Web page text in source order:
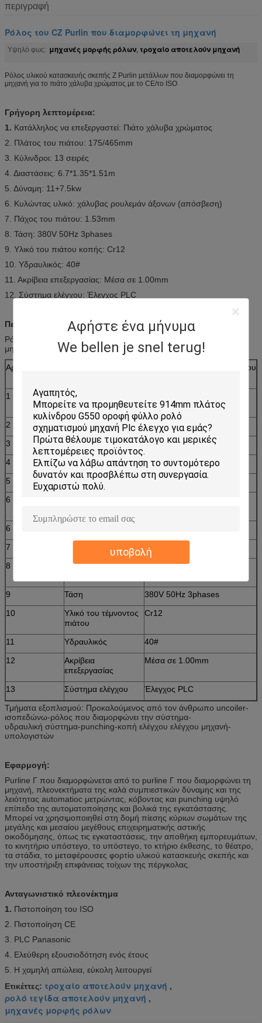
Αφήστε ένα μήνυμα
We bellen je snel terug!
υποβολή
περιγραφή
Ρόλος του CZ Purlin που διαμορφώνει τη μηχανή
Υψηλό φως: μηχανές μορφής ρόλων, τροχαίο αποτελούν μηχανή
Ρόλος υλικού κατασκευής σκεπής Ζ Purlin μετάλλων που διαμορφώνει τη
μηχανή για το πιάτο χάλυβα χρώματος με το CE/το ISO
Γρήγορη λεπτομέρεια:
1. Κατάλληλος να επεξεργαστεί: Πιάτο χάλυβα χρώματος
2. Πλάτος του πιάτου: 175/465mm
3. Κύλινδροι: 13 σειρές
4. Διαστάσεις: 6.7*1.35*1.51m
5. Δύναμη: 11+7.5kw
6. Κυλώντας υλικό: χάλυβας ρουλεμάν άξονων (απόσβεση)
7. Πάχος του πιάτου: 1.53mm
8. Τάση: 380V 50Hz 3phases
9. Υλικό του πιάτου κοπής: Cr12
10. Υδραυλικός: 40#
11. Ακρίβεια επεξεργασίας: Μέσα σε 1.00mm
12. Σύστημα ελέγχου: Έλεγχος PLC
Περιγραφή:
Ρόλος purline μορφής Γ που διαμορφώνει την κύρια παράμετρο
μηχανών
Αριθ.
Κύρια παράμετρος του ρόλου Purline μορφής Γ που
1
Κατάλληλος να
επεξεργαστεί
2 Πλάτος του πιάτου
175/465mm
3
Κύλινδροι
13 σειρές
4
Διαστάσεις
6.7*1.35*1.51m
5
Δύναμη
11+7.5kw
6
6
7
8-10m/min
8
Διάμετρος του
Φ80mm
9 Τάση
380V 50Hz 3phases
10
Υλικό του τέμνοντος
πιάτου
Cr12
11 Υδραυλικός
40#
12
Ακρίβεια
επεξεργασίας
Μέσα σε 1.00mm
13 Σύστημα ελέγχου
Έλεγχος PLC
Τμήματα εξοπλισμού: Προκαλούμενος από τον άνθρωπο uncoiler-
ισοπεδώνω-ρόλος που διαμορφώνει την σύστημα-
υδραυλική σύστημα-punching-κοπή ελέγχου ελέγχου μηχανή-
υπολογιστών
Εφαρμογή:
Purline Γ που διαμορφώνεται από το purline Γ που διαμορφώνει τη
μηχανή, πλεονεκτήματα της καλά συμπιεστικών δύναμης και της
λειότητας automatioc μετρώντας, κόβοντας και punching υψηλό
επίπεδο της αυτοματοποίησης και βολικά της εγκατάστασης.
Μπορεί να χρησιμοποιηθεί στη δομή πίεσης κύριων σωμάτων της
μεγάλης και μεσαίου μεγέθους επιχειρηματικής αστικής
οικοδόμησης, όπως τις εγκαταστάσεις, την αποθήκη εμπορευμάτων,
το κινητήριο υπόστεγο, το υπόστεγο, το κτήριο έκθεσης, το θέατρο,
τα στάδια, το μεταφέρουσες φορτίο υλικού κατασκευής σκεπής και
την υποστήριξη επιφάνειας τοίχων της πέργκολας.
Ανταγωνιστικό πλεονέκτημα
1. Πιστοποίηση του ISO
2. Πιστοποίηση CE
3. PLC Panasonic
4. Ελεύθερη εξουσιοδότηση ενός έτους
5. Η χαμηλή απώλεια, εύκολη λειτουργεί
Ετικέττες: τροχαίο αποτελούν μηχανή ,
ρολό τεγίδα αποτελούν μηχανή ,
μηχανές μορφής ρόλων